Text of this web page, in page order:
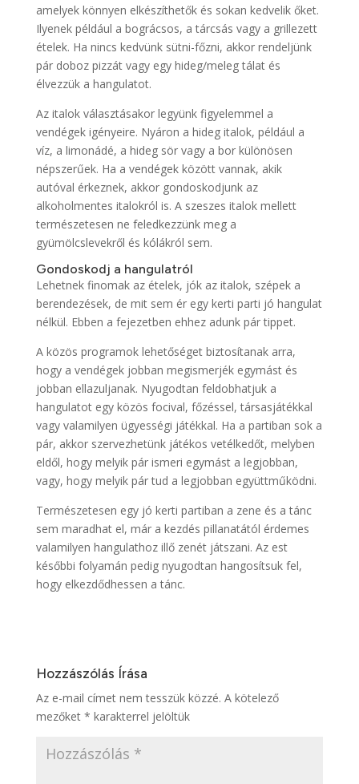
amelyek könnyen elkészíthetők és sokan kedvelik őket.
Ilyenek például a bográcsos, a tárcsás vagy a grillezett
ételek. Ha nincs kedvünk sütni-főzni, akkor rendeljünk
pár doboz pizzát vagy egy hideg/meleg tálat és
élvezzük a hangulatot.
Az italok választásakor legyünk figyelemmel a
vendégek igényeire. Nyáron a hideg italok, például a
víz, a limonádé, a hideg sör vagy a bor különösen
népszerűek. Ha a vendégek között vannak, akik
autóval érkeznek, akkor gondoskodjunk az
alkoholmentes italokról is. A szeszes italok mellett
természetesen ne feledkezzünk meg a
gyümölcslevekről és kólákról sem.
Gondoskodj a hangulatról
Lehetnek finomak az ételek, jók az italok, szépek a
berendezések, de mit sem ér egy kerti parti jó hangulat
nélkül. Ebben a fejezetben ehhez adunk pár tippet.
A közös programok lehetőséget biztosítanak arra,
hogy a vendégek jobban megismerjék egymást és
jobban ellazuljanak. Nyugodtan feldobhatjuk a
hangulatot egy közös focival, főzéssel, társasjátékkal
vagy valamilyen ügyességi játékkal. Ha a partiban sok a
pár, akkor szervezhetünk játékos vetélkedőt, melyben
eldől, hogy melyik pár ismeri egymást a legjobban,
vagy, hogy melyik pár tud a legjobban együttműködni.
Természetesen egy jó kerti partiban a zene és a tánc
sem maradhat el, már a kezdés pillanatától érdemes
valamilyen hangulathoz illő zenét játszani. Az est
későbbi folyamán pedig nyugodtan hangosítsuk fel,
hogy elkezdődhessen a tánc.
Hozzászólás Írása
Az e-mail címet nem tesszük közzé. A kötelező
mezőket * karakterrel jelöltük